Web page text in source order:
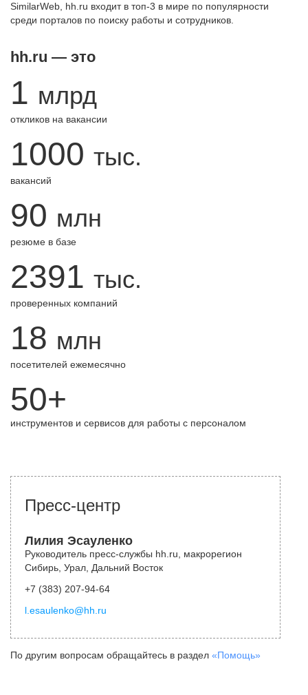
SimilarWeb, hh.ru входит в топ-3 в мире по популярности
среди порталов по поиску работы и сотрудников.
hh.ru — это
1 млрд
откликов на вакансии
1000 тыс.
вакансий
90 млн
резюме в базе
2391 тыс.
проверенных компаний
18 млн
посетителей ежемесячно
50+
инструментов и сервисов для работы с персоналом
Пресс-центр
Лилия Эсауленко
Руководитель пресс-службы hh.ru, макрорегион
Сибирь, Урал, Дальний Восток
+7 (383) 207-94-64
l.esaulenko@hh.ru
По другим вопросам обращайтесь в раздел «Помощь»